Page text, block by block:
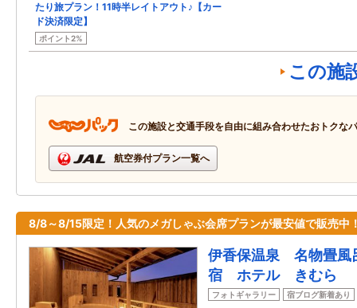
たり旅プラン！11時半レイトアウト♪【カー
ド決済限定】
ポイント2%
この施
この施設と交通手段を自由に組み合わせたおトクな
航空券付プラン一覧へ
8/8～8/15限定！人気のメガしゃぶ会席プランが最安値で販売中
伊香保温泉 名物畳風
宿 ホテル きむら
フォトギャラリー 宿ブログ新着あり